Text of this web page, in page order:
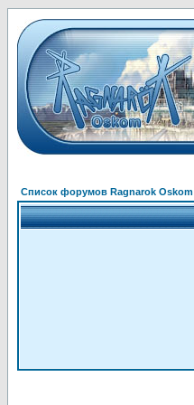
Список форумов Ragnarok Oskom